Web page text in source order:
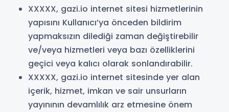
XXXXX, gazi.io internet sitesi hizmetlerinin
yapısını Kullanıcı’ya önceden bildirim
yapmaksızın dilediği zaman değiştirebilir
ve/veya hizmetleri veya bazı özelliklerini
geçici veya kalıcı olarak sonlandırabilir.
XXXXX, gazi.io internet sitesinde yer alan
içerik, hizmet, imkan ve sair unsurların
yayınının devamlılık arz etmesine önem